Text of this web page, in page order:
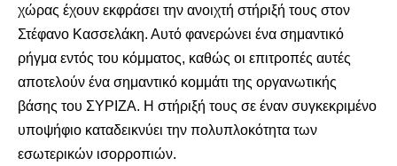
χώρας έχουν εκφράσει την ανοιχτή στήριξή τους στον
Στέφανο Κασσελάκη. Αυτό φανερώνει ένα σημαντικό
ρήγμα εντός του κόμματος, καθώς οι επιτροπές αυτές
αποτελούν ένα σημαντικό κομμάτι της οργανωτικής
βάσης του ΣΥΡΙΖΑ. Η στήριξή τους σε έναν συγκεκριμένο
υποψήφιο καταδεικνύει την πολυπλοκότητα των
εσωτερικών ισορροπιών.